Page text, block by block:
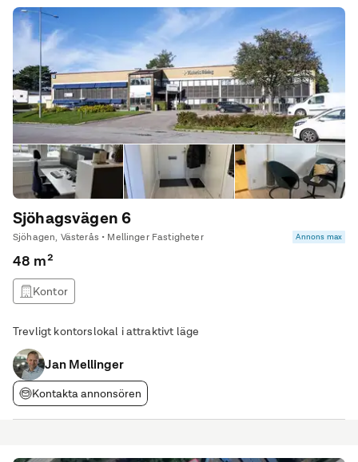
Sjöhagsvägen 6
Sjöhagen, Västerås • Mellinger Fastigheter Annons max
48 m²
Kontor
Trevligt kontorslokal i attraktivt läge
Jan Mellinger
Kontakta annonsören